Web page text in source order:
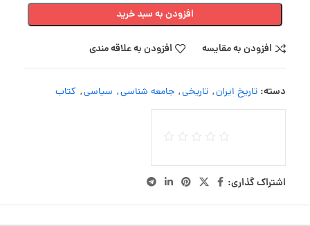
افزودن به سبد خرید
افزودن به مقایسه افزودن به علاقه مندی
دسته: تاریخ ایران, تاریخی, جامعه شناسی, سیاسی, کتاب
اشتراک گذاری: